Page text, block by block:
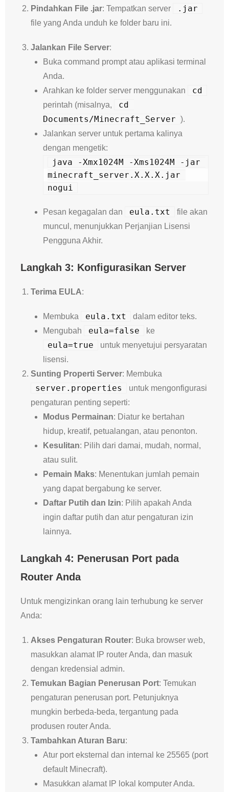
Pindahkan File .jar: Tempatkan server .jar
file yang Anda unduh ke folder baru ini.
Jalankan File Server:
Buka command prompt atau aplikasi terminal
Anda.
Arahkan ke folder server menggunakan
cd
perintah (misalnya,
cd
Documents/Minecraft_Server ).
Jalankan server untuk pertama kalinya
dengan mengetik:
java -Xmx1024M -Xms1024M -jar
minecraft_server.X.X.X.jar
nogui
Pesan kegagalan dan eula.txt
file akan
muncul, menunjukkan Perjanjian Lisensi
Pengguna Akhir.
Langkah 3: Konfigurasikan Server
Terima EULA:
Membuka eula.txt
dalam editor teks.
Mengubah
eula=false ke
eula=true
untuk menyetujui persyaratan
lisensi.
Sunting Properti Server: Membuka
server.properties
untuk mengonfigurasi
pengaturan penting seperti:
Modus Permainan: Diatur ke bertahan
hidup, kreatif, petualangan, atau penonton.
Kesulitan: Pilih dari damai, mudah, normal,
atau sulit.
Pemain Maks: Menentukan jumlah pemain
yang dapat bergabung ke server.
Daftar Putih dan Izin: Pilih apakah Anda
ingin daftar putih dan atur pengaturan izin
lainnya.
Langkah 4: Penerusan Port pada
Router Anda
Untuk mengizinkan orang lain terhubung ke server
Anda:
Akses Pengaturan Router: Buka browser web,
masukkan alamat IP router Anda, dan masuk
dengan kredensial admin.
Temukan Bagian Penerusan Port: Temukan
pengaturan penerusan port. Petunjuknya
mungkin berbeda-beda, tergantung pada
produsen router Anda.
Tambahkan Aturan Baru:
Atur port eksternal dan internal ke 25565 (port
default Minecraft).
Masukkan alamat IP lokal komputer Anda.